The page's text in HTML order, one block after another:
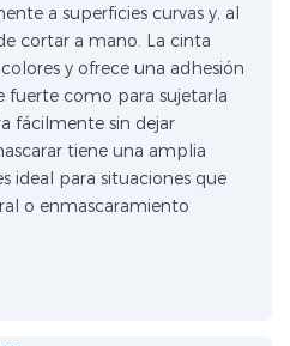
a superficies curvas y, al
cortar a mano. La cinta
y ofrece una adhesión
fuerte como para sujetarla
fácilmente sin dejar
tiene una amplia
ideal para situaciones que
o enmascaramiento